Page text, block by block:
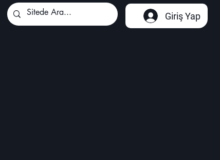
Giriş Yap